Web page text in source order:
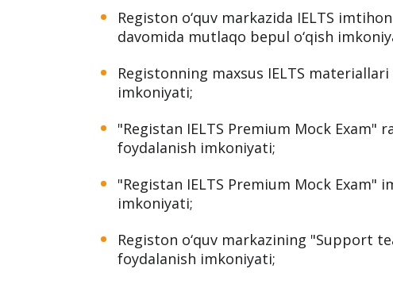
Registon o‘quv markazida IELTS
davomida mutlaqo bepul o‘qish
Registonning maxsus IELTS
imkoniyati;
"Registan IELTS Premium Mock Exam"
foydalanish imkoniyati;
"Registan IELTS Premium Mock
imkoniyati;
Registon o‘quv markazining "Support
foydalanish imkoniyati;